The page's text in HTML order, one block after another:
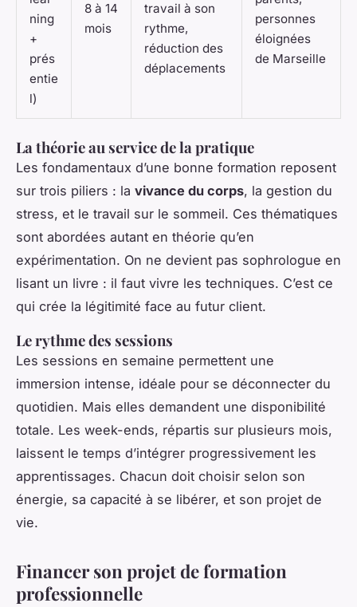
ning
+
prés
entie
l)
8 à 14
mois
travail à son
rythme,
réduction des
déplacements
personnes
éloignées
de Marseille
La théorie au service de la pratique
Les fondamentaux d’une bonne formation reposent
sur trois piliers : la vivance du corps, la gestion du
stress, et le travail sur le sommeil. Ces thématiques
sont abordées autant en théorie qu’en
expérimentation. On ne devient pas sophrologue en
lisant un livre : il faut vivre les techniques. C’est ce
qui crée la légitimité face au futur client.
Le rythme des sessions
Les sessions en semaine permettent une
immersion intense, idéale pour se déconnecter du
quotidien. Mais elles demandent une disponibilité
totale. Les week-ends, répartis sur plusieurs mois,
laissent le temps d’intégrer progressivement les
apprentissages. Chacun doit choisir selon son
énergie, sa capacité à se libérer, et son projet de
vie.
Financer son projet de formation
professionnelle